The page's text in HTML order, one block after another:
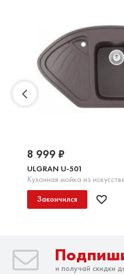
ULGRAN U-501
Кухонная мойка из
8 999 ₽
Закончился
и получай скидки